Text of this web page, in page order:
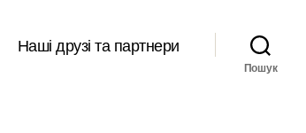
Наші друзі та партнери
Пошук